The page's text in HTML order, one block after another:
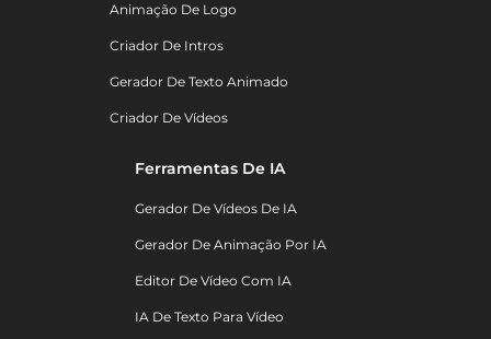
Animação De Logo
Criador De Intros
Gerador De Texto Animado
Criador De Vídeos
Ferramentas De IA
Gerador De Vídeos De IA
Gerador De Animação Por IA
Editor De Vídeo Com IA
IA De Texto Para Vídeo